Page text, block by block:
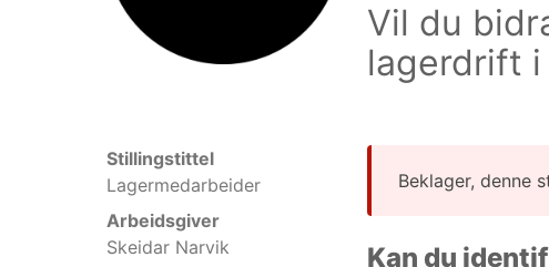
Vil du
lagerdrift i
Stillingstittel
Lagermedarbeider
Arbeidsgiver
Skeidar Narvik
Beklager, denne
Kan du